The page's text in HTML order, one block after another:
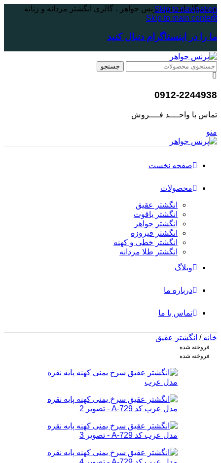
Skip to navigation
Skip to main content
فروشگاه اینترنتی پرنس جواهر ، گالری انگشتر مردانه و زنانه
ما را در اینستاگرام دنبال کنید
جستجو
0912-2244938
تماس با واحــــد فــــروش
منو
صفحه نخست
محصولات
انگشتر عقیق
انگشتر یاقوت
انگشتر جواهر
انگشتر فیروزه
انگشتر خطی و کهنه
انگشتر طلا مردانه
وبلاگ
درباره ما
تماس با ما
خانه/ انگشتر عقیق
فروخته شده
فروخته شده